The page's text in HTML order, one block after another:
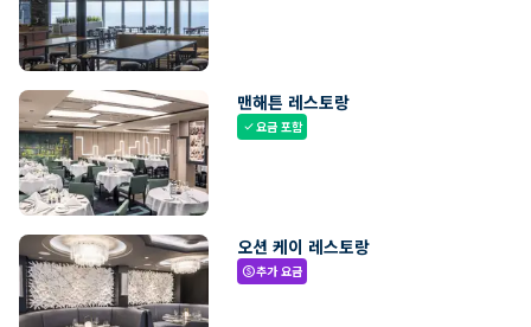
맨해튼 레스토랑
check요금 포함
오션 케이 레스토랑
paid추가 요금